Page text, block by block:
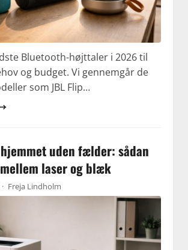
Bluetooth-højttaler i 2026 til
og budget. Vi gennemgår de
som JBL Flip…
uden fælder: sådan
laser og blæk
· Freja Lindholm